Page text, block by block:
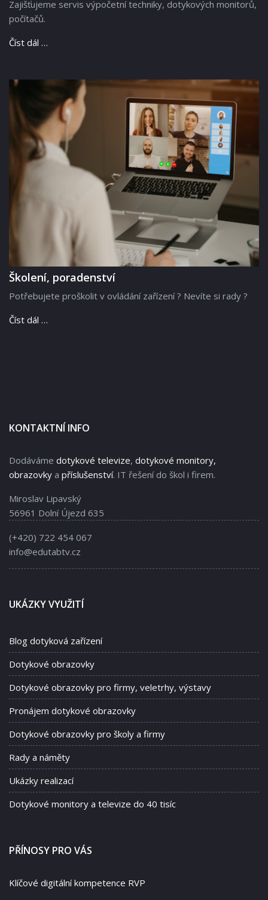
Zajišťujeme servis výpočetní techniky, dotykových monitorů,
počítačů.
Číst dál …
Školení, poradenství
Potřebujete proškolit v ovládání zařízení ? Nevíte si rady ?
Číst dál …
KONTAKTNÍ INFO
Dodáváme dotykové televize, dotykové monitory,
obrazovky a příslušenství. IT řešení do škol i firem.
Miroslav Lipavský
56961 Dolní Újezd 635
(+420) 722 454 067
info@edutabtv.cz
UKÁZKY VYUŽITÍ
Blog dotyková zařízení
Dotykové obrazovky
Dotykové obrazovky pro firmy, veletrhy, výstavy
Pronájem dotykové obrazovky
Dotykové obrazovky pro školy a firmy
Rady a náměty
Ukázky realizací
Dotykové monitory a televize do 40 tisíc
PŘÍNOSY PRO VÁS
Klíčové digitální kompetence RVP